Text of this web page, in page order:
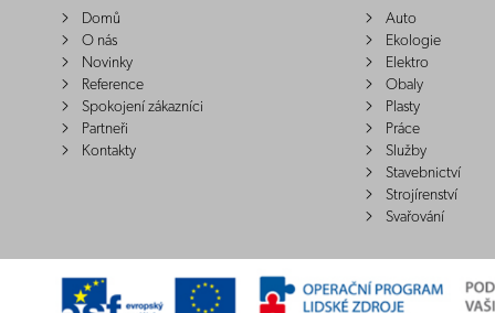
Domů
O nás
Novinky
Reference
Spokojení zákazníci
Partneři
Kontakty
Auto
Ekologie
Elektro
Obaly
Plasty
Práce
Služby
Stavebnictví
Strojírenství
Svařování